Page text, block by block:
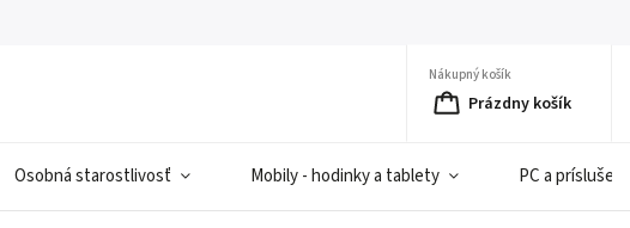
Nákupný košík
Prázdny košík
Osobná starostlivosť Mobily - hodinky a tablety PC a